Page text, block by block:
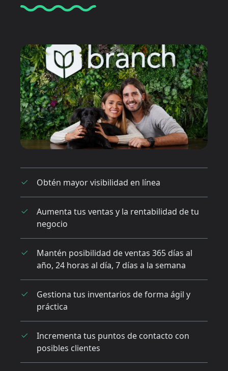
Obtén mayor visibilidad en línea
Aumenta tus ventas y la rentabilidad de tu
negocio
Mantén posibilidad de ventas 365 días al
año, 24 horas al día, 7 días a la semana
Gestiona tus inventarios de forma ágil y
práctica
Incrementa tus puntos de contacto con
posibles clientes